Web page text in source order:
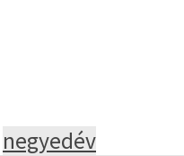
negyedév